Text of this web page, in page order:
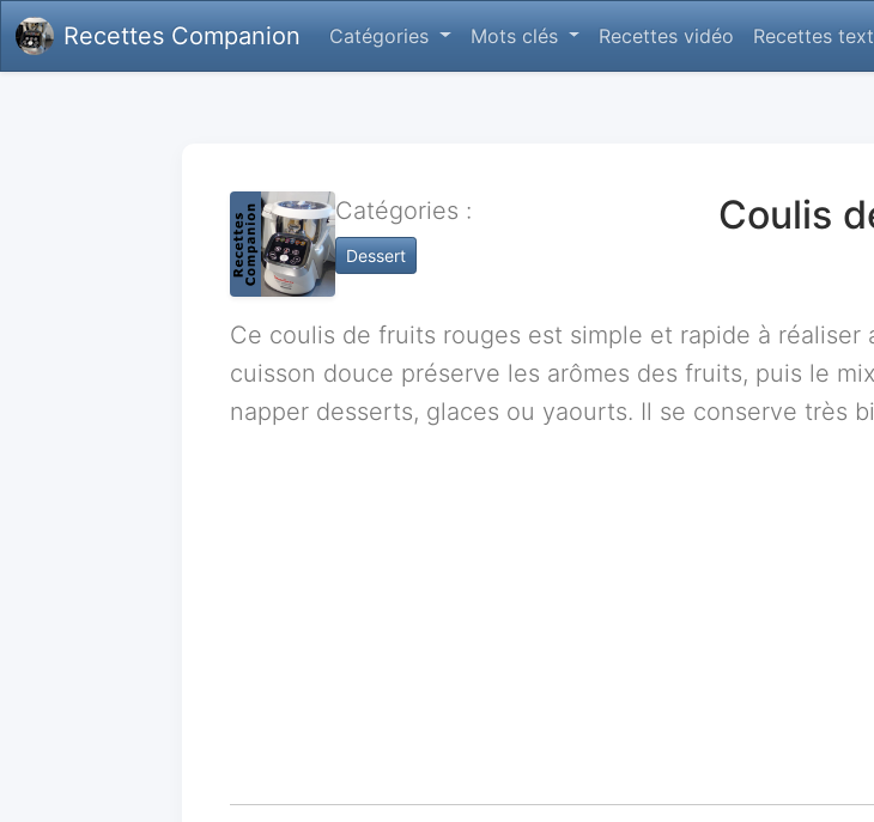
Recettes Companion Catégories Mots clés Recettes vidéo Recettes
Catégories :
Dessert
Coulis
Ce coulis de fruits rouges est simple et rapide à
cuisson douce préserve les arômes des fruits, puis le
napper desserts, glaces ou yaourts. Il se conserve très